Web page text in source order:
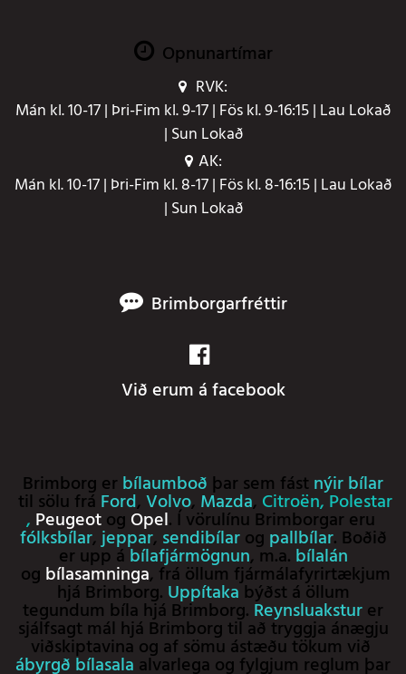
Opnunartímar
RVK:
Mán kl. 10-17 | Þri-Fim kl. 9-17 | Fös kl. 9-16:15 | Lau Lokað
| Sun Lokað
AK:
Mán kl. 10-17 | Þri-Fim kl. 8-17 | Fös kl. 8-16:15 | Lau Lokað
| Sun Lokað
Brimborgarfréttir
Við erum á facebook
Brimborg er bílaumboð þar sem fást nýir bílar
til sölu frá Ford, Volvo, Mazda, Citroën,Polestar
, Peugeotog Opel. Í vörulínu Brimborgar eru
fólksbílar,jeppar, sendibílarog pallbílar. Boðið
er upp ábílafjármögnun, m.a. bílalán
og bílasamninga, frá öllum fjármálafyrirtækjum
hjá Brimborg. Uppítakabýðst á öllum
tegundum bíla hjá Brimborg. Reynsluaksturer
sjálfsagt mál hjá Brimborg til að tryggja ánægju
viðskiptavina og af sömu ástæðu tökum við
ábyrgð bílasala alvarlega og fylgjum reglum þar